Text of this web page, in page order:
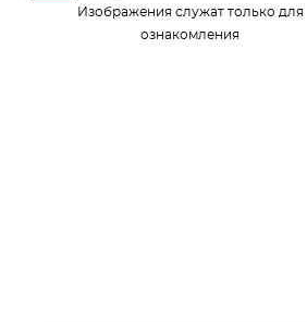
Изображения служат только для
ознакомления